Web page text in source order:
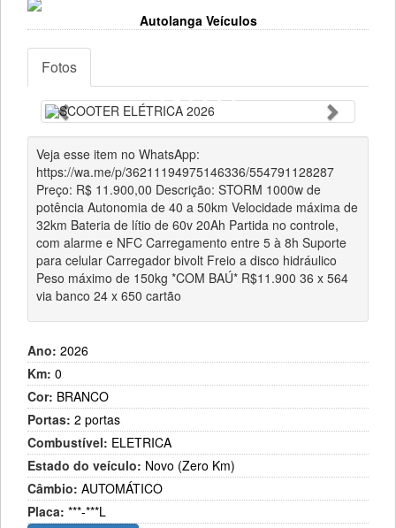
Autolanga Veículos
Fotos
Anterior Próximo
‎Veja esse item no WhatsApp:
https://wa.me/p/36211194975146336/554791128287
‎Preço: R$ 11.900,00 ‎Descrição: STORM 1000w de
potência Autonomia de 40 a 50km Velocidade máxima de
32km Bateria de lítio de 60v 20Ah Partida no controle,
com alarme e NFC Carregamento entre 5 à 8h Suporte
para celular Carregador bivolt Freio a disco hidráulico
Peso máximo de 150kg *COM BAÚ* R$11.900 36 x 564
via banco 24 x 650 cartão
Ano: 2026
Km: 0
Cor: BRANCO
Portas: 2 portas
Combustível: ELETRICA
Estado do veículo: Novo (Zero Km)
Câmbio: AUTOMÁTICO
Placa: ***-***L